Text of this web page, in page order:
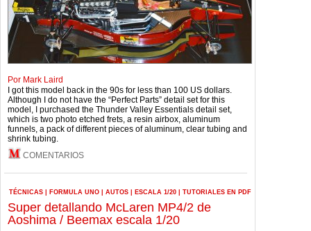
Por Mark Laird
I got this model back in the 90s for less than 100 US dollars.
Although I do not have the “Perfect Parts” detail set for this
model, I purchased the Thunder Valley Essentials detail set,
which is two photo etched frets, a resin airbox, aluminum
funnels, a pack of different pieces of aluminum, clear tubing and
shrink tubing.
COMENTARIOS
TÉCNICAS FORMULA UNO AUTOS ESCALA 1/20 TUTORIALES EN PDF
Super detallando McLaren MP4/2 de
Aoshima / Beemax escala 1/20